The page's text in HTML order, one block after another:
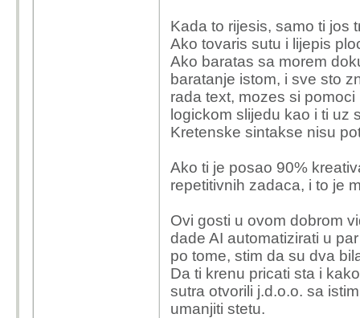
Kada to rijesis, samo ti jos
Ako tovaris sutu i lijepis
Ako baratas sa morem
baratanje istom, i sve sto
rada text, mozes si
logickom slijedu kao i ti uz
Kretenske sintakse nisu
Ako ti je posao 90%
repetitivnih zadaca, i to je
Ovi gosti u ovom dobrom
dade AI automatizirati u
po tome, stim da su dva
Da ti krenu pricati sta i
sutra otvorili j.d.o.o. sa
umanjiti stetu.